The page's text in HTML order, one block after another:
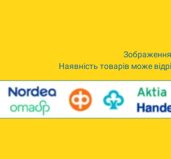
Зображення
Наявність товарів може